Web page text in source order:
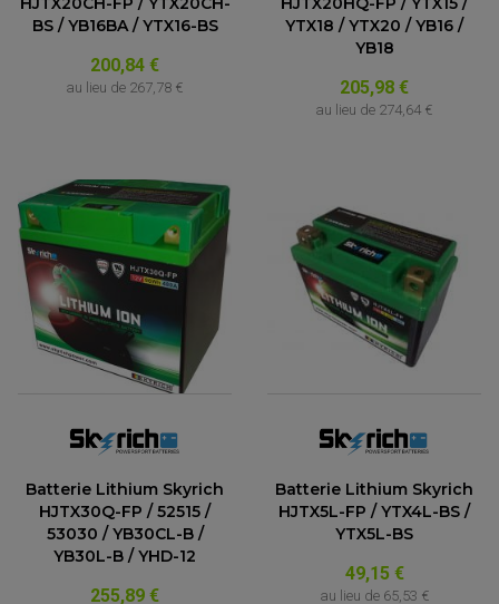
BS / YB16BA / YTX16-BS
200,84 €
au lieu de 267,78 €
YTX18 / YTX20 / YB16 /
YB18
205,98 €
au lieu de 274,64 €
Batterie Lithium Skyrich
HJTX30Q-FP / 52515 /
53030 / YB30CL-B /
YB30L-B / YHD-12
255,89 €
Batterie Lithium Skyrich
HJTX5L-FP / YTX4L-BS /
YTX5L-BS
49,15 €
au lieu de 65,53 €